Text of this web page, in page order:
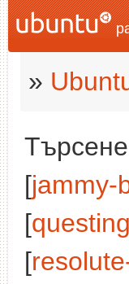
»
[jammy-
[questing
[